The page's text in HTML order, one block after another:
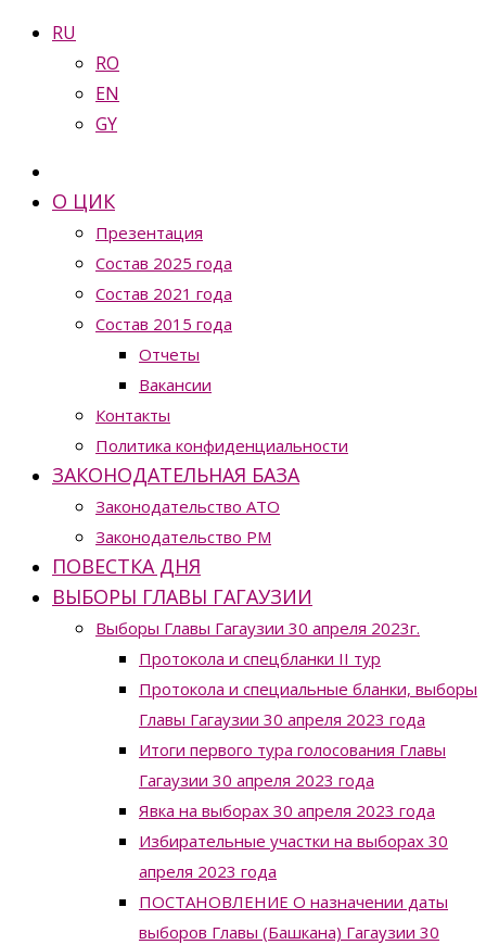
RU
RO
EN
GY
О ЦИК
Презентация
Состав 2025 года
Состав 2021 года
Состав 2015 года
Отчеты
Вакансии
Контакты
Политика конфиденциальности
ЗАКОНОДАТЕЛЬНАЯ БАЗА
Законодательство ATO
Законодательство РМ
ПОВЕСТКА ДНЯ
ВЫБОРЫ ГЛАВЫ ГАГАУЗИИ
Выборы Главы Гагаузии 30 апреля 2023г.
Протокола и спецбланки II тур
Протокола и специальные бланки, выборы
Главы Гагаузии 30 апреля 2023 года
Итоги первого тура голосования Главы
Гагаузии 30 апреля 2023 года
Явка на выборах 30 апреля 2023 года
Избирательные участки на выборах 30
апреля 2023 года
ПОСТАНОВЛЕНИЕ О назначении даты
выборов Главы (Башкана) Гагаузии 30